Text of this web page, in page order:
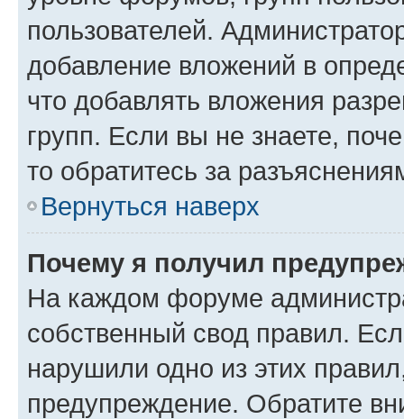
пользователей.
добавление вложений в
что добавлять вложения
групп. Если вы не знаете,
то обратитесь за
Вернуться наверх
Почему я получил
На каждом форуме
собственный свод правил.
нарушили одно из этих
предупреждение. Обратите